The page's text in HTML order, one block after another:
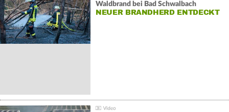
Waldbrand bei Bad Schwalbach
NEUER BRANDHERD ENTDECKT